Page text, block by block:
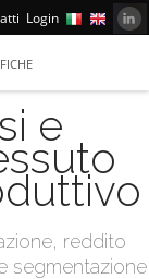
Login
e
reddito
segmentazione